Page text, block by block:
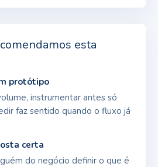
esta
protótipo
instrumentar antes só
faz sentido quando o fluxo já
certa
do negócio definir o que é